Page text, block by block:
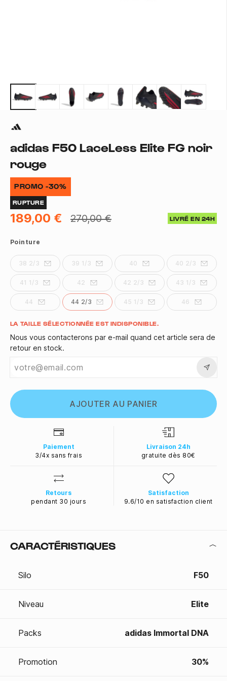
adidas F50 LaceLess Elite FG noir
rouge
PROMO -30%
RUPTURE
189,00 € 270,00 € LIVRÉ EN 24H
Pointure
38 2/3 39 1/3 40 40 2/3
41 1/3 42 42 2/3 43 1/3
44 44 2/3 45 1/3 46
Quantité
LA TAILLE SÉLECTIONNÉE EST INDISPONIBLE.
Nous vous contacterons par e-mail quand cet article sera de
retour en stock.
AJOUTER AU PANIER
Paiement
3/4x sans frais
Livraison 24h
gratuite dès 80€
Retours
pendant 30 jours
Satisfaction
9.6/10 en satisfaction client
CARACTÉRISTIQUES
Silo F50
Niveau Elite
Packs adidas Immortal DNA
Promotion 30%